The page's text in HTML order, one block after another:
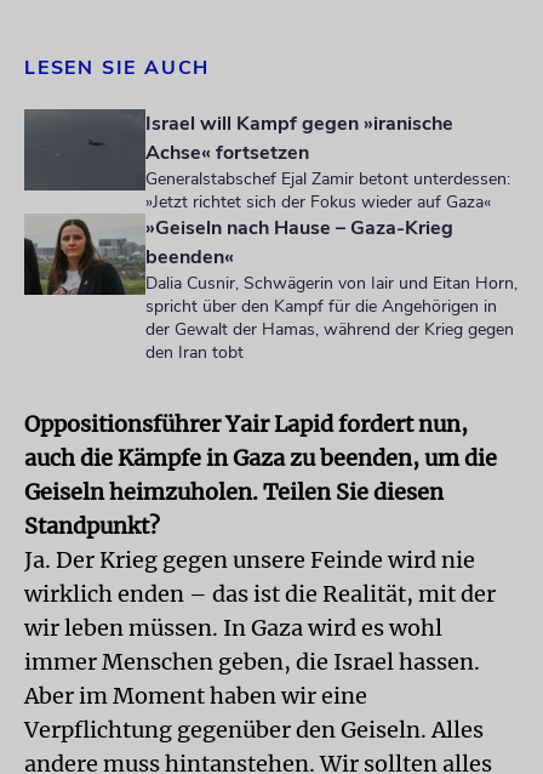
LESEN SIE AUCH
Israel will Kampf gegen »iranische
Achse« fortsetzen
Generalstabschef Ejal Zamir betont unterdessen:
»Jetzt richtet sich der Fokus wieder auf Gaza«
»Geiseln nach Hause – Gaza-Krieg
beenden«
Dalia Cusnir, Schwägerin von Iair und Eitan Horn,
spricht über den Kampf für die Angehörigen in
der Gewalt der Hamas, während der Krieg gegen
den Iran tobt
Oppositionsführer Yair Lapid fordert nun,
auch die Kämpfe in Gaza zu beenden, um die
Geiseln heimzuholen. Teilen Sie diesen
Standpunkt?
Ja. Der Krieg gegen unsere Feinde wird nie
wirklich enden – das ist die Realität, mit der
wir leben müssen. In Gaza wird es wohl
immer Menschen geben, die Israel hassen.
Aber im Moment haben wir eine
Verpflichtung gegenüber den Geiseln. Alles
andere muss hintanstehen. Wir sollten alles